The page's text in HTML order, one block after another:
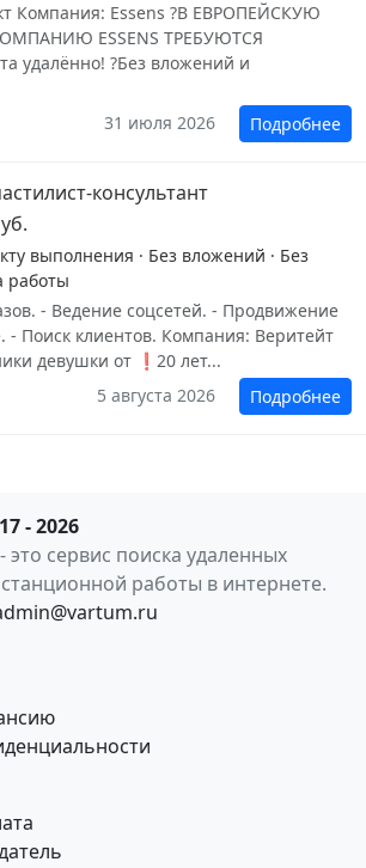
Компания: Essens ?В ЕВРОПЕЙСКУЮ
ESSENS ТРЕБУЮТСЯ
удалённо! ?Без вложений и
31 июля 2026
Подробнее
консультант
выполнения · Без вложений · Без
работы
- Ведение соцсетей. - Продвижение
- Поиск клиентов. Компания: Веритейт
девушки от ❗20 лет...
5 августа 2026
Подробнее
- 2026
- это сервис поиска удаленных
работы в интернете.